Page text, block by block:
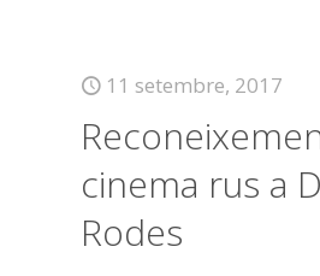
11 setembre, 2017
cinema rus a
Rodes